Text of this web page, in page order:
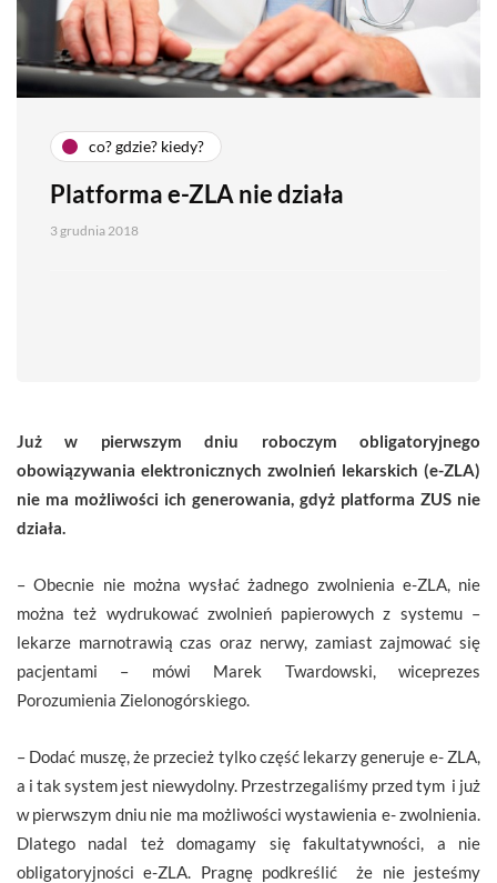
co? gdzie? kiedy?
Platforma e-ZLA nie działa
3 grudnia 2018
Już w pierwszym dniu roboczym obligatoryjnego
obowiązywania elektronicznych zwolnień lekarskich (e-ZLA)
nie ma możliwości ich generowania, gdyż platforma ZUS nie
działa.
– Obecnie nie można wysłać żadnego zwolnienia e-ZLA, nie
można też wydrukować zwolnień papierowych z systemu –
lekarze marnotrawią czas oraz nerwy, zamiast zajmować się
pacjentami – mówi Marek Twardowski, wiceprezes
Porozumienia Zielonogórskiego.
– Dodać muszę, że przecież tylko część lekarzy generuje e- ZLA,
a i tak system jest niewydolny. Przestrzegaliśmy przed tym i już
w pierwszym dniu nie ma możliwości wystawienia e- zwolnienia.
Dlatego nadal też domagamy się fakultatywności, a nie
obligatoryjności e-ZLA. Pragnę podkreślić że nie jesteśmy